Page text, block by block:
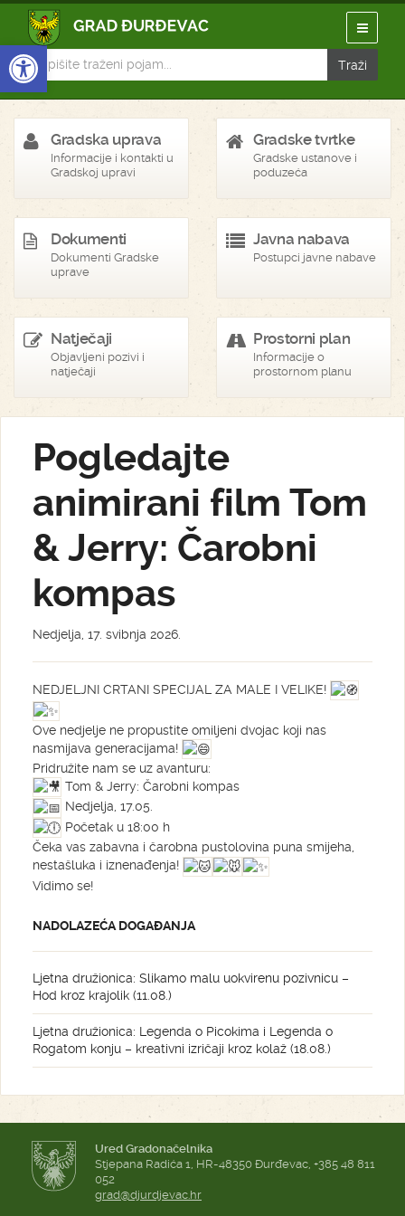
Open toolbar
Gradska uprava
Informacije i kontakti u
Gradskoj upravi
Gradske tvrtke
Gradske ustanove i
poduzeća
Dokumenti
Dokumenti Gradske
uprave
Javna nabava
Postupci javne nabave
Natječaji
Objavljeni pozivi i
natječaji
Prostorni plan
Informacije o
prostornom planu
Pogledajte
animirani film Tom
& Jerry: Čarobni
kompas
Nedjelja, 17. svibnja 2026.
NEDJELJNI CRTANI SPECIJAL ZA MALE I VELIKE!
Ove nedjelje ne propustite omiljeni dvojac koji nas
nasmijava generacijama!
Pridružite nam se uz avanturu:
Tom & Jerry: Čarobni kompas
Nedjelja, 17.05.
Početak u 18:00 h
Čeka vas zabavna i čarobna pustolovina puna smijeha,
nestašluka i iznenađenja!
Vidimo se!
NADOLAZEĆA DOGAĐANJA
Ljetna družionica: Slikamo malu uokvirenu pozivnicu –
Hod kroz krajolik (11.08.)
Ljetna družionica: Legenda o Picokima i Legenda o
Rogatom konju – kreativni izričaji kroz kolaž (18.08.)
Ured Gradonačelnika
Stjepana Radića 1, HR-48350 Đurđevac, +385 48 811
052
grad@djurdjevac.hr